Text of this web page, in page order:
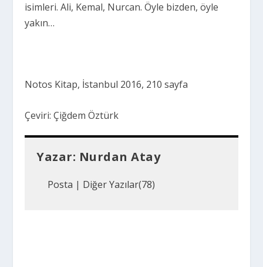
isimleri. Ali, Kemal, Nurcan. Öyle bizden, öyle
yakın…
Notos Kitap, İstanbul 2016, 210 sayfa
Çeviri: Çiğdem Öztürk
Yazar: Nurdan Atay
Posta | Diğer Yazılar(78)